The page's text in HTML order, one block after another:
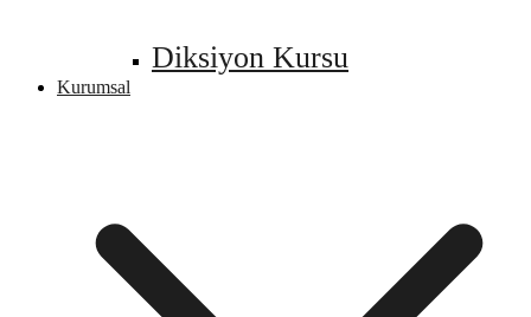
Diksiyon Kursu
Kurumsal